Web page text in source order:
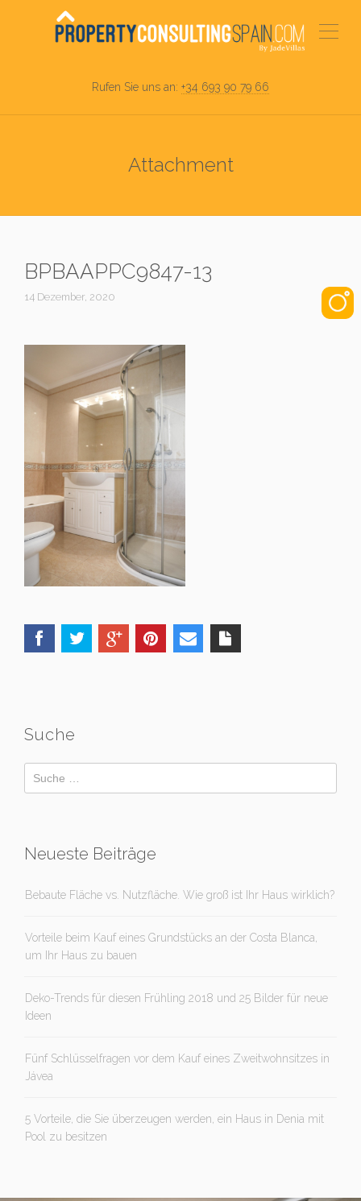
Rufen Sie uns an: +34 693 90 79 66
Attachment
BPBAAPPC9847-13
14 Dezember, 2020
Suche
Neueste Beiträge
Bebaute Fläche vs. Nutzfläche. Wie groß ist Ihr Haus wirklich?
Vorteile beim Kauf eines Grundstücks an der Costa Blanca,
um Ihr Haus zu bauen
Deko-Trends für diesen Frühling 2018 und 25 Bilder für neue
Ideen
Fünf Schlüsselfragen vor dem Kauf eines Zweitwohnsitzes in
Jávea
5 Vorteile, die Sie überzeugen werden, ein Haus in Denia mit
Pool zu besitzen